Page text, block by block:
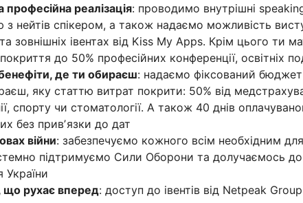
професійна реалізація: проводимо внутрішні
з нейтів спікером, а також надаємо можливість
зовнішніх івентах від Kiss My Apps. Крім цього ти
до 50% професійних конференції, освітніх
де ти обираєш: надаємо фіксований бюджет
яку статтю витрат покрити: 50% від
спорту чи стоматології. А також 40 днів
без привʼязки до дат
війни: забезпечуємо кожного всім необхідним для
підтримуємо Сили Оборони та долучаємось до
України
що рухає вперед: доступ до івентів від Netpeak Group